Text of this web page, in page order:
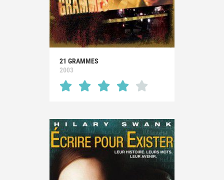
21 GRAMMES
2003